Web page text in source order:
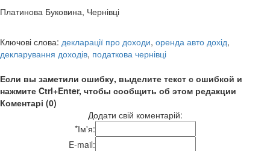
Платинова Буковина, Чернівці
Ключові слова: декларації про доходи, оренда авто дохід,
декларування доходів, податкова чернівці
Если вы заметили ошибку, выделите текст с ошибкой и
нажмите Ctrl+Enter, чтобы сообщить об этом редакции
Коментарі (0)
Додати свій коментарій:
*Ім'я:
E-mail: